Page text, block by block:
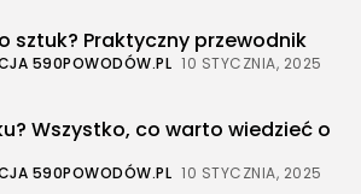
sztuk? Praktyczny przewodnik
590POWODÓW.PL 10 STYCZNIA, 2025
Wszystko, co warto wiedzieć o
590POWODÓW.PL 10 STYCZNIA, 2025